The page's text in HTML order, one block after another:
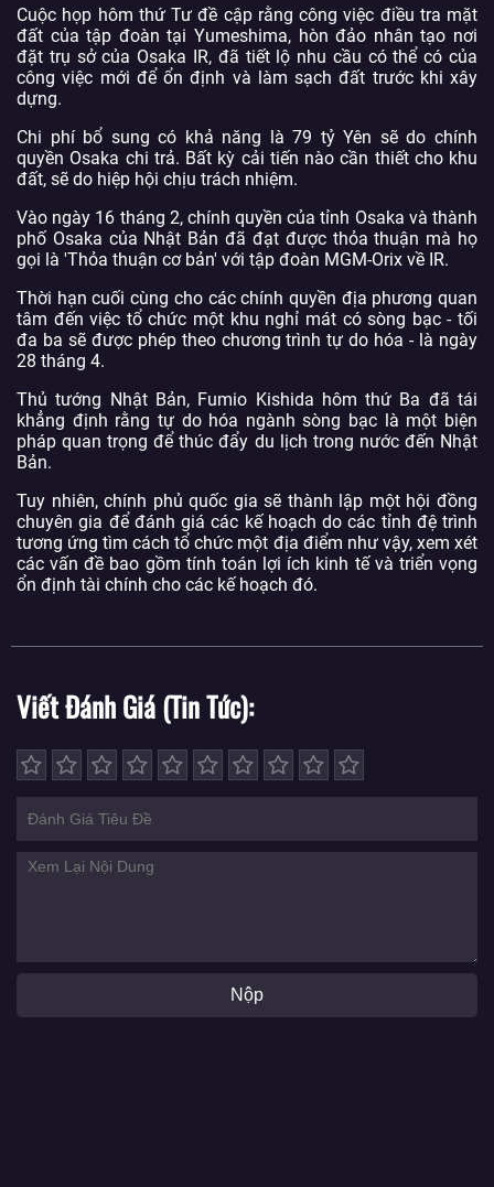
Cuộc họp hôm thứ Tư đề cập rằng công việc điều tra mặt
đất của tập đoàn tại Yumeshima, hòn đảo nhân tạo nơi
đặt trụ sở của Osaka IR, đã tiết lộ nhu cầu có thể có của
công việc mới để ổn định và làm sạch đất trước khi xây
dựng.
Chi phí bổ sung có khả năng là 79 tỷ Yên sẽ do chính
quyền Osaka chi trả. Bất kỳ cải tiến nào cần thiết cho khu
đất, sẽ do hiệp hội chịu trách nhiệm.
Vào ngày 16 tháng 2, chính quyền của tỉnh Osaka và thành
phố Osaka của Nhật Bản đã đạt được thỏa thuận mà họ
gọi là 'Thỏa thuận cơ bản' với tập đoàn MGM-Orix về IR.
Thời hạn cuối cùng cho các chính quyền địa phương quan
tâm đến việc tổ chức một khu nghỉ mát có sòng bạc - tối
đa ba sẽ được phép theo chương trình tự do hóa - là ngày
28 tháng 4.
Thủ tướng Nhật Bản, Fumio Kishida hôm thứ Ba đã tái
khẳng định rằng tự do hóa ngành sòng bạc là một biện
pháp quan trọng để thúc đẩy du lịch trong nước đến Nhật
Bản.
Tuy nhiên, chính phủ quốc gia sẽ thành lập một hội đồng
chuyên gia để đánh giá các kế hoạch do các tỉnh đệ trình
tương ứng tìm cách tổ chức một địa điểm như vậy, xem xét
các vấn đề bao gồm tính toán lợi ích kinh tế và triển vọng
ổn định tài chính cho các kế hoạch đó.
Viết Đánh Giá (Tin Tức)
Nộp